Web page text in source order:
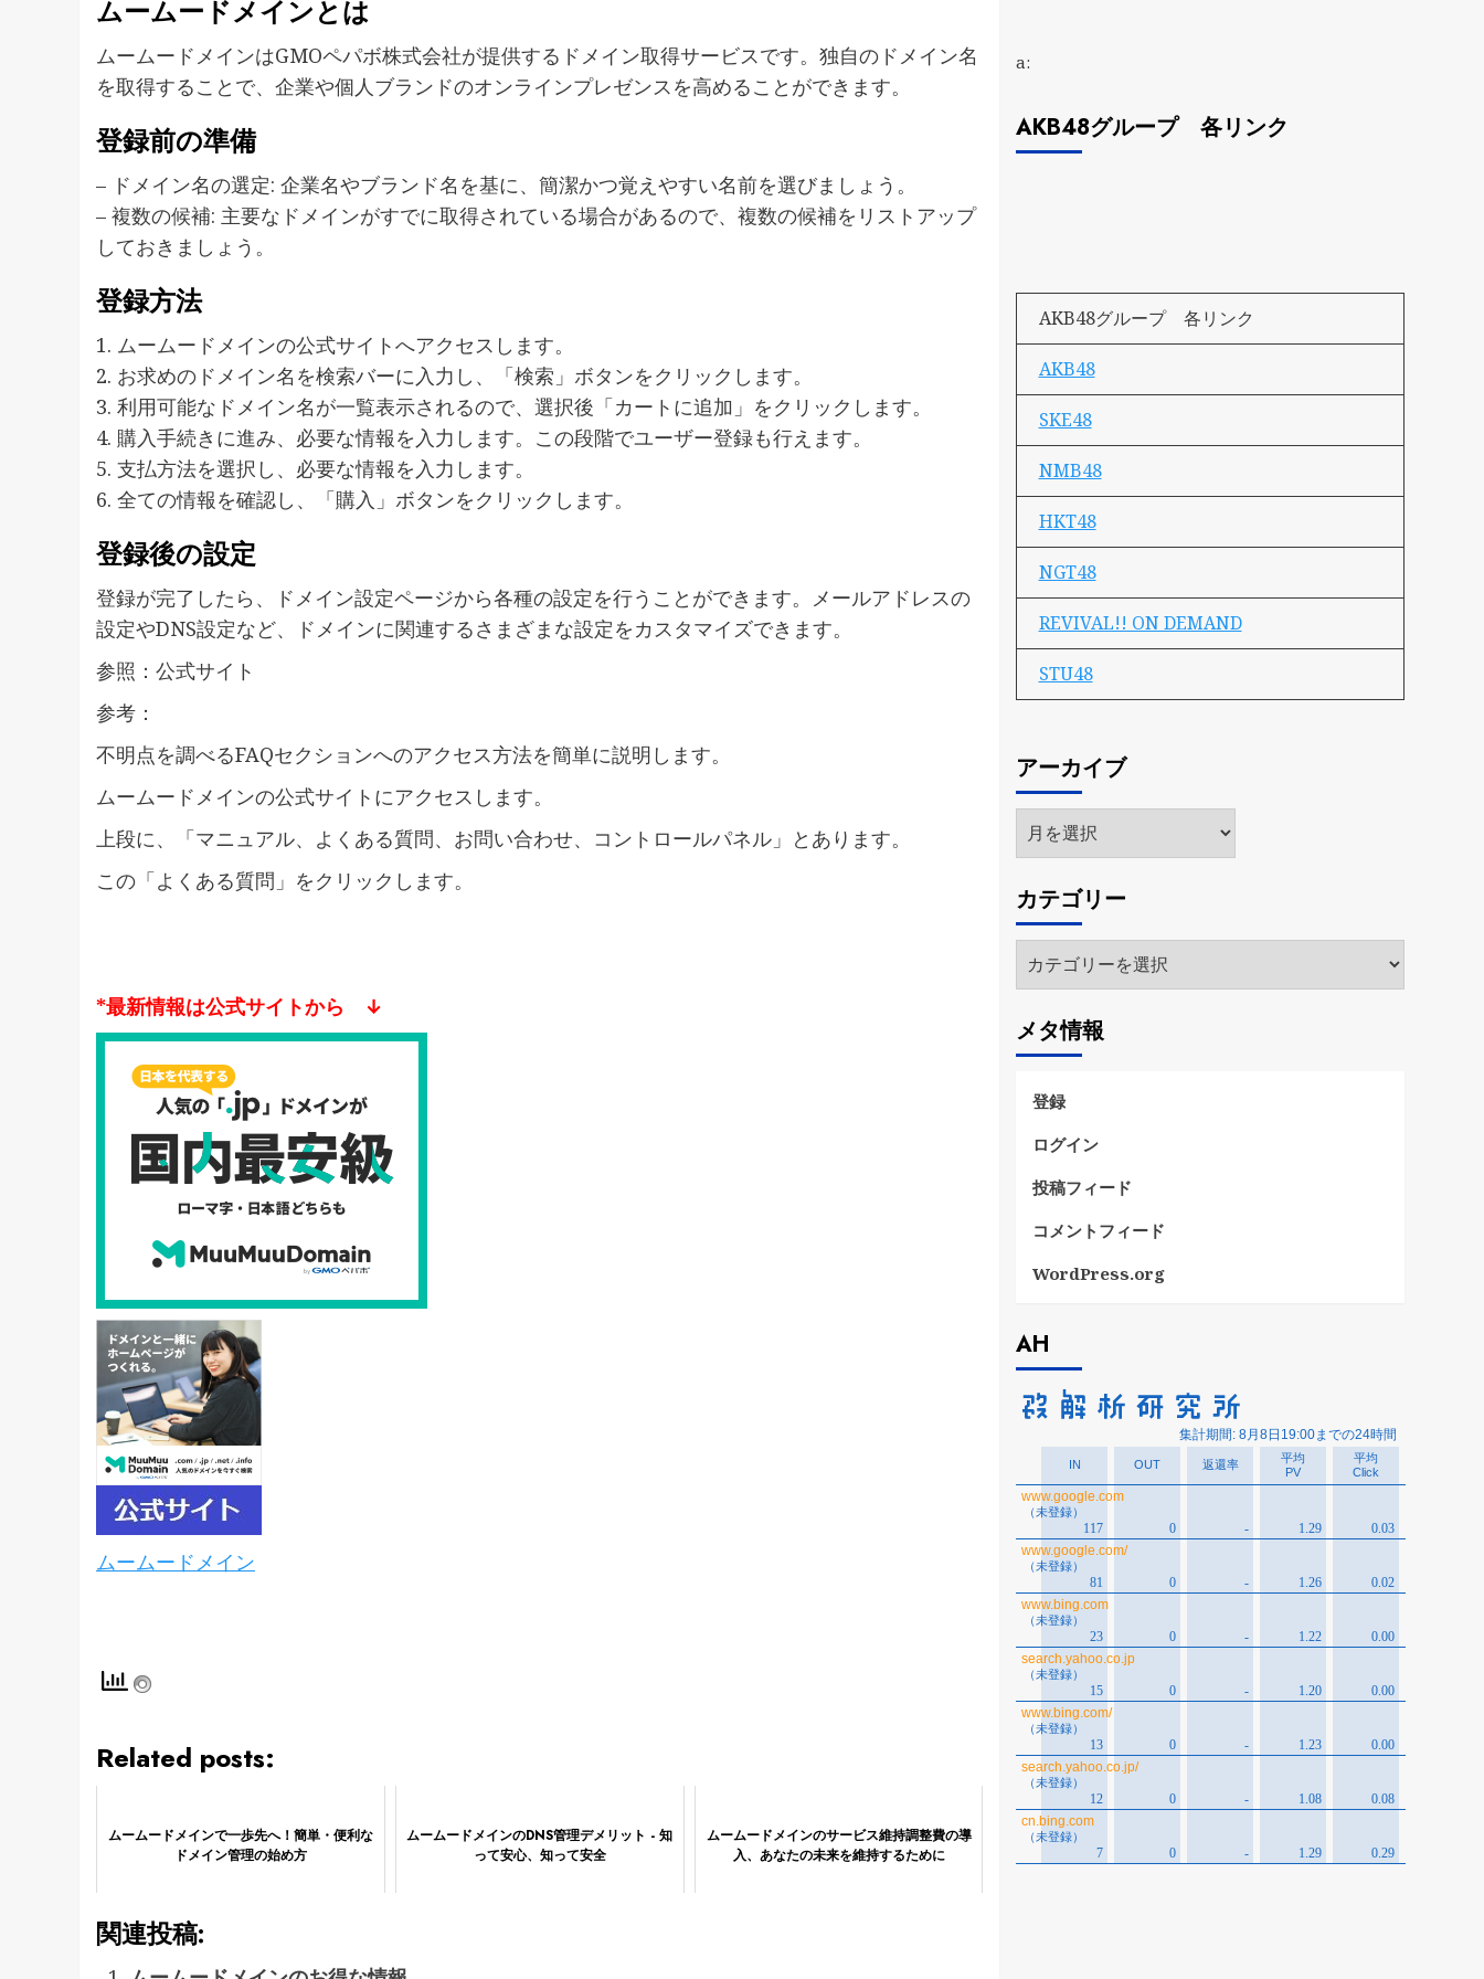
ムームードメインとは
ムームードメインはGMOペパボ株式会社が提供するドメイン取得サービスです。独自のドメイン名
を取得することで、企業や個人ブランドのオンラインプレゼンスを高めることができます。
登録前の準備
– ドメイン名の選定: 企業名やブランド名を基に、簡潔かつ覚えやすい名前を選びましょう。
– 複数の候補: 主要なドメインがすでに取得されている場合があるので、複数の候補をリストアップ
しておきましょう。
登録方法
1. ムームードメインの公式サイトへアクセスします。
2. お求めのドメイン名を検索バーに入力し、「検索」ボタンをクリックします。
3. 利用可能なドメイン名が一覧表示されるので、選択後「カートに追加」をクリックします。
4. 購入手続きに進み、必要な情報を入力します。この段階でユーザー登録も行えます。
5. 支払方法を選択し、必要な情報を入力します。
6. 全ての情報を確認し、「購入」ボタンをクリックします。
登録後の設定
登録が完了したら、ドメイン設定ページから各種の設定を行うことができます。メールアドレスの
設定やDNS設定など、ドメインに関連するさまざまな設定をカスタマイズできます。
参照：公式サイト
参考：
不明点を調べるFAQセクションへのアクセス方法を簡単に説明します。
ムームードメインの公式サイトにアクセスします。
上段に、「マニュアル、よくある質問、お問い合わせ、コントロールパネル」とあります。
この「よくある質問」をクリックします。
*最新情報は公式サイトから ↓
ムームードメイン
Related posts:
ムームードメインで一歩先へ！簡単・便利な
ドメイン管理の始め方
ムームードメインのDNS管理デメリット - 知
って安心、知って安全
ムームードメインのサービス維持調整費の導
入、あなたの未来を維持するために
関連投稿:
a:
AKB48グループ 各リンク
AKB48グループ 各リンク
AKB48
SKE48
NMB48
HKT48
NGT48
REVIVAL!! ON DEMAND
STU48
アーカイブ
ア
ー
イ
ブ
カテゴリー
テ
リ
ー
メタ情報
登録
ログイン
投稿フィード
コメントフィード
WordPress.org
AH